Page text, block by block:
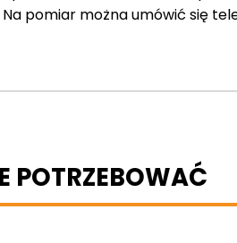
pomiar można umówić się
POTRZEBOWAĆ